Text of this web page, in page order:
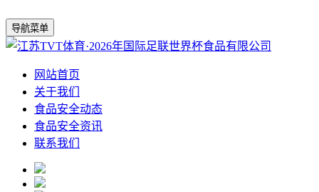
导航菜单
网站首页
关于我们
食品安全动态
食品安全资讯
联系我们